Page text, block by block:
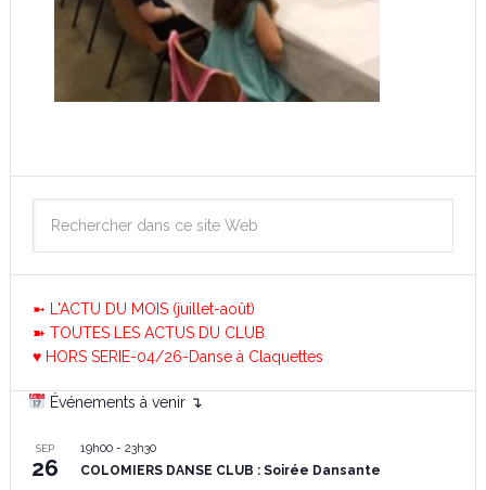
➼ L'ACTU DU MOIS (juillet-août)
➽ TOUTES LES ACTUS DU CLUB
♥ HORS SERIE-04/26-Danse à Claquettes
Événements à venir ↴
SEP
26
19h00- 23h30
COLOMIERS DANSE CLUB : Soirée Dansante